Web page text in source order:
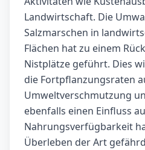
Landwirtschaft. Die
Salzmarschen in
Flächen hat zu einem
Nistplätze geführt. Dies
die Fortpflanzungsraten
Umweltverschmutzung
ebenfalls einen Einfluss
Nahrungsverfügbarkeit
Überleben der Art